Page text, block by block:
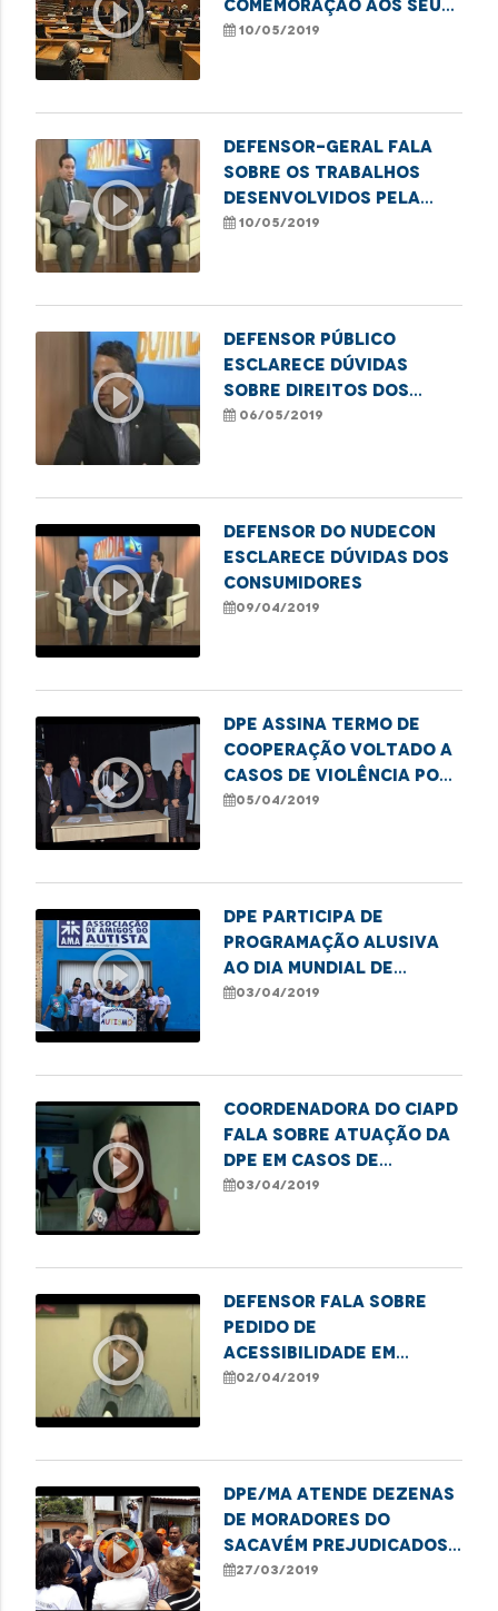
play_circle_outline
comemoração aos seus
18 anos
10/05/2019
play_circle_outline
Defensor-geral fala
sobre os trabalhos
desenvolvidos pela
DPE/MA
10/05/2019
play_circle_outline
Defensor Público
esclarece dúvidas
sobre direitos dos
idosos
06/05/2019
play_circle_outline
Defensor do Nudecon
esclarece dúvidas dos
consumidores
09/04/2019
play_circle_outline
DPE assina termo de
cooperação voltado a
casos de violência por
parte de agentes
05/04/2019
play_circle_outline
DPE participa de
programação alusiva
ao Dia Mundial de
Conscientização do
03/04/2019
play_circle_outline
Coordenadora do Ciapd
fala sobre atuação da
DPE em casos de
violação de direitos
03/04/2019
play_circle_outline
Defensor fala sobre
pedido de
acessibilidade em
locais públicos na
02/04/2019
play_circle_outline
DPE/MA atende dezenas
de moradores do
Sacavém prejudicados
pelas fortes chuvas
27/03/2019